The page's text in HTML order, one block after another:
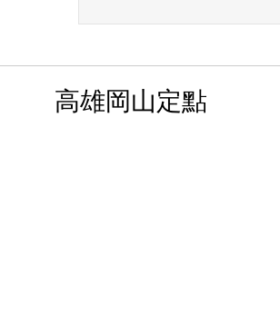
高雄岡山定點